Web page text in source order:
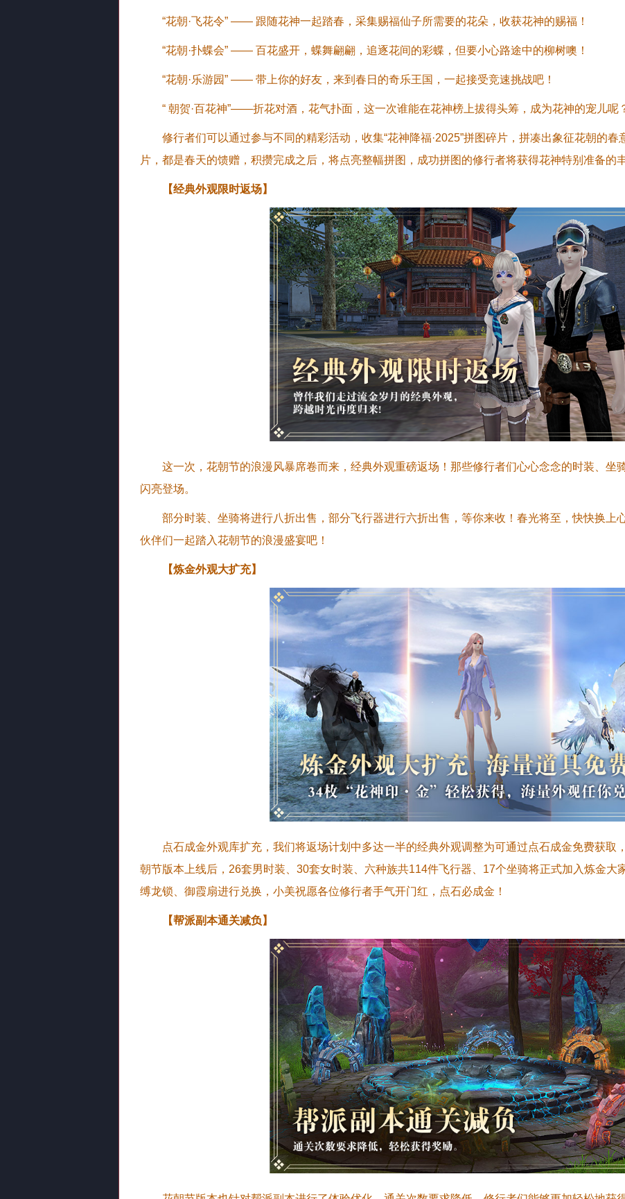
“花朝·飞花令” —— 跟随花神一起踏春，采集赐福仙子所需要的花朵，收获花神的赐福！
“花朝·扑蝶会” —— 百花盛开，蝶舞翩翩，追逐花间的彩蝶，但要小心路途中的柳树噢！
“花朝·乐游园” —— 带上你的好友，来到春日的奇乐王国，一起接受竞速挑战吧！
“ 朝贺·百花神”——折花对酒，花气扑面，这一次谁能在花神榜上拔得头筹，成为花神的宠儿呢
修行者们可以通过参与不同的精彩活动，收集“花神降福·2025”拼图碎片，拼凑出象征花朝的
片，都是春天的馈赠，积攒完成之后，将点亮整幅拼图，成功拼图的修行者将获得花神特别准备的
【经典外观限时返场】
这一次，花朝节的浪漫风暴席卷而来，经典外观重磅返场！那些修行者们心心念念的时装、坐
闪亮登场。
部分时装、坐骑将进行八折出售，部分飞行器进行六折出售，等你来收！春光将至，快快换上
伙伴们一起踏入花朝节的浪漫盛宴吧！
【炼金外观大扩充】
点石成金外观库扩充，我们将返场计划中多达一半的经典外观调整为可通过点石成金免费获取
朝节版本上线后，26套男时装、30套女时装、六种族共114件飞行器、17个坐骑将正式加入炼金大
缚龙锁、御霞扇进行兑换，小美祝愿各位修行者手气开门红，点石必成金！
【帮派副本通关减负】